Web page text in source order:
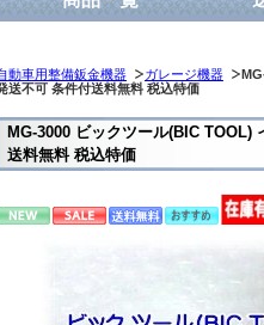
動車用整備鈑金機器 ガレージ機器
送不可 条件付送料無料 税込特価
MG-3000 ビックツール(BIC TOOL)
送料無料 税込特価